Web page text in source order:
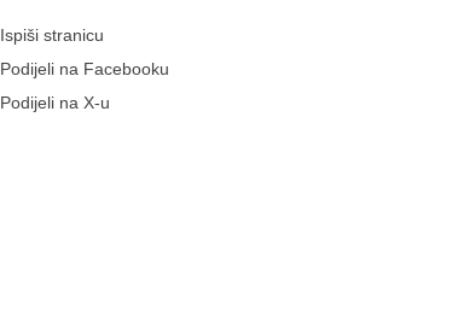
Ispiši stranicu
Podijeli na Facebooku
Podijeli na X-u